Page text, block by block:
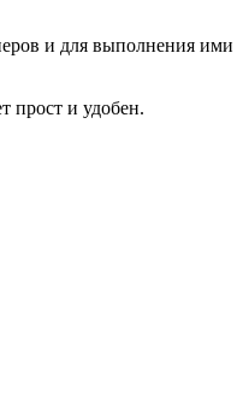
и для выполнения ими
прост и удобен.